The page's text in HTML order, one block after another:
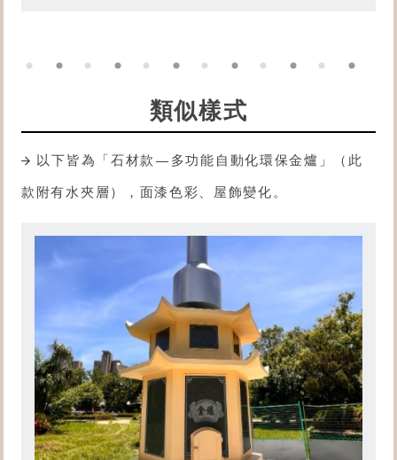
類似樣式
以下皆為「石材款—多功能自動化環保金爐 」（此
款附有水夾層），面漆色彩、屋飾變化。